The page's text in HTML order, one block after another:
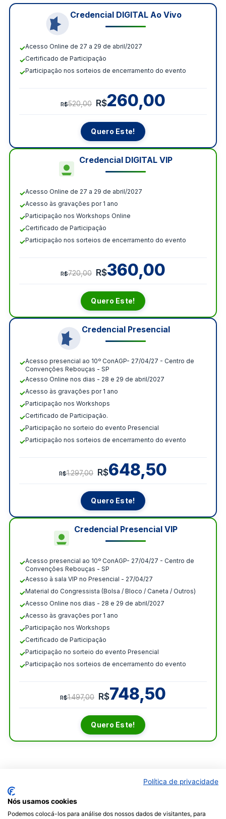
Credencial DIGITAL Ao Vivo
Acesso Online de 27 a 29 de abril/2027
Certificado de Participação
Participação nos sorteios de encerramento do evento
R$520,00 R$260,00
Quero Este!
Credencial DIGITAL VIP
Acesso Online de 27 a 29 de abril/2027
Acesso às gravações por 1 ano
Participação nos Workshops Online
Certificado de Participação
Participação nos sorteios de encerramento do evento
R$720,00 R$360,00
Quero Este!
Credencial Presencial
Acesso presencial ao 10º ConAGP- 27/04/27 - Centro de
Convenções Rebouças - SP
Acesso Online nos dias - 28 e 29 de abril/2027
Acesso às gravações por 1 ano
Participação nos Workshops
Certificado de Participação.
Participação no sorteio do evento Presencial
Participação nos sorteios de encerramento do evento
R$1.297,00 R$648,50
Quero Este!
Credencial Presencial VIP
Acesso presencial ao 10º ConAGP- 27/04/27 - Centro de
Convenções Rebouças - SP
Acesso à sala VIP no Presencial - 27/04/27
Material do Congressista (Bolsa / Bloco / Caneta / Outros)
Acesso Online nos dias - 28 e 29 de abril/2027
Acesso às gravações por 1 ano
Participação nos Workshops
Certificado de Participação
Participação no sorteio do evento Presencial
Participação nos sorteios de encerramento do evento
R$1.497,00 R$748,50
Quero Este!
Política de privacidade
Nós usamos cookies
Podemos colocá-los para análise dos nossos dados de visitantes, para